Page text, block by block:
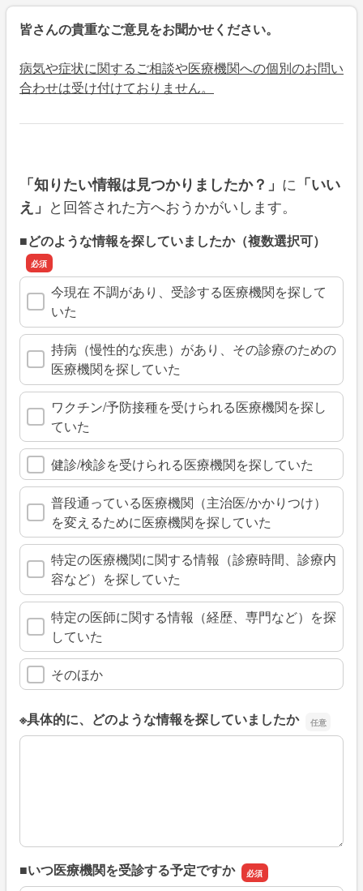
皆さんの貴重なご意見をお聞かせください。
病気や症状に関するご相談や医療機関への個別のお問い
合わせは受け付けておりません。
「知りたい情報は見つかりましたか？」 に 「いい
え」 と回答された方へおうかがいします。
■どのような情報を探していましたか（複数選択可）
今現在 不調があり、受診する医療機関を探して
いた
持病（慢性的な疾患）があり、その診療のための
医療機関を探していた
ワクチン/予防接種を受けられる医療機関を探し
ていた
健診/検診を受けられる医療機関を探していた
普段通っている医療機関（主治医/かかりつけ）
を変えるために医療機関を探していた
特定の医療機関に関する情報（診療時間、診療内
容など）を探していた
特定の医師に関する情報（経歴、専門など）を探
していた
そのほか
※具体的に、どのような情報を探していましたか
※具体的に、どのような情報を探していましたか
■いつ医療機関を受診する予定ですか